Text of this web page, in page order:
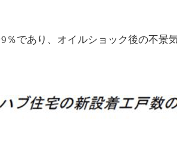
％であり、オイルショック後の不景